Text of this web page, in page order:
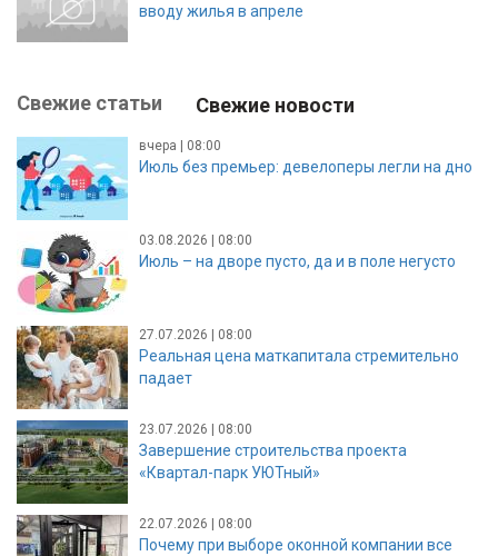
вводу жилья в апреле
Свежие статьи Свежие новости
вчера | 08:00
Июль без премьер: девелоперы легли на дно
03.08.2026 | 08:00
Июль – на дворе пусто, да и в поле негусто
27.07.2026 | 08:00
Реальная цена маткапитала стремительно
падает
23.07.2026 | 08:00
Завершение строительства проекта
«Квартал-парк УЮТный»
22.07.2026 | 08:00
Почему при выборе оконной компании все